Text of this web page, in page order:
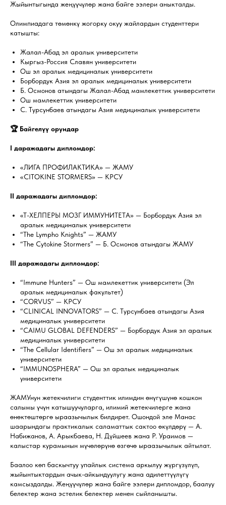
Жыйынтыгында жеңүүчүлөр жана байге ээлери аныкталды.
Олимпиадага төмөнкү жогорку окуу жайлардын студенттери
катышты:
Жалал-Абад эл аралык университети
Кыргыз-Россия Славян университети
Ош эл аралык медициналык университети
Борбордук Азия эл аралык медициналык университети
Б. Осмонов атындагы Жалал-Абад мамлекеттик университети
Ош мамлекеттик университети
С. Турсунбаев атындагы Азия медициналык университети
🏆 Байгелүү орундар
I даражадагы дипломдор:
«ЛИГА ПРОФИЛАКТИКА» — ЖАМУ
«CITOKINE STORMERS» — КРСУ
II даражадагы дипломдор:
«Т-ХЕЛПЕРЫ МОЗГ ИММУНИТЕТА» — Борбордук Азия эл
аралык медициналык университети
“The Lympho Knights” — ЖАМУ
“The Cytokine Stormers” — Б. Осмонов атындагы ЖАМУ
III даражадагы дипломдор:
“Immune Hunters” — Ош мамлекеттик университети (Эл
аралык медициналык факультет)
“CORVUS” — КРСУ
“CLINICAL INNOVATORS” — С. Турсунбаев атындагы Азия
медициналык университети
“CAIMU GLOBAL DEFENDERS” — Борбордук Азия эл аралык
медициналык университети
“The Cellular Identifiers” — Ош эл аралык медициналык
университети
“IMMUNOSPHERA” — Ош эл аралык медициналык
университети
ЖАМУнун жетекчилиги студенттик илимдин өнүгүшүнө кошкон
салымы үчүн катышуучуларга, илимий жетекчилерге жана
өнөктөштөргө ыраазычылык билдирет. Ошондой эле Манас
шаарындагы практикалык саламаттык сактоо өкүлдөрү — А.
Набижанов, А. Арыкбаева, Н. Дүйшеев жана Р. Ураимов —
калыстар курамынын мүчөлөрүнө өзгөчө ыраазычылык айтылат.
Баалоо көп баскычтуу упайлык система аркылуу жүргүзүлүп,
жыйынтыктардын ачык-айкындуулугу жана адилеттүүлүгү
камсыздалды. Жеңүүчүлөр жана байге ээлери дипломдор, баалуу
белектер жана эстелик белектер менен сыйланышты.